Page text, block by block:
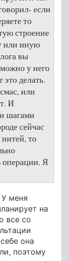
если
то
строение
или иную
вы
у него
это делать.
или
И
шагами
сейчас
то
операции. Я
меня
на
все со
она
поэтому